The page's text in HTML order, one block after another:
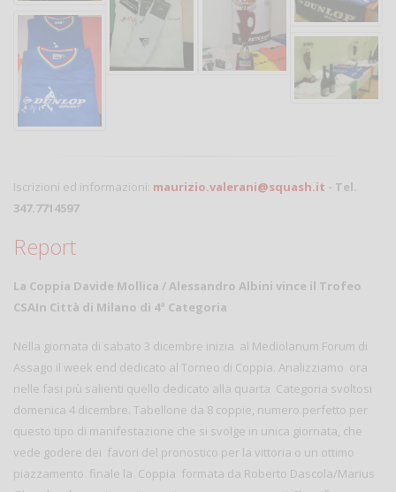
Iscrizioni ed informazioni: maurizio.valerani@squash.it - Tel.
347.7714597
Report
La Coppia Davide Mollica / Alessandro Albini vince il Trofeo
CSAIn Città di Milano di 4ª Categoria
Nella giornata di sabato 3 dicembre inizia al Mediolanum Forum di
Assago il week end dedicato al Torneo di Coppia. Analizziamo ora
nelle fasi più salienti quello dedicato alla quarta Categoria svoltosi
domenica 4 dicembre. Tabellone da 8 coppie, numero perfetto per
questo tipo di manifestazione che si svolge in unica giornata, che
vede godere dei favori del pronostico per la vittoria o un ottimo
piazzamento finale la Coppia formata da Roberto Dascola/Marius